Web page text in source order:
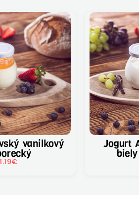
1.19€
Jogurt A2 A2 kravský